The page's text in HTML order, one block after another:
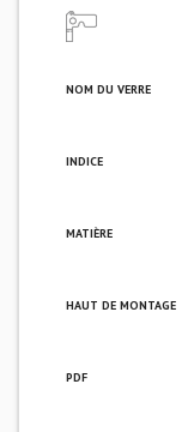
NOM DU VERRE
INDICE
MATIÈRE
HAUT DE MONTAGE
PDF